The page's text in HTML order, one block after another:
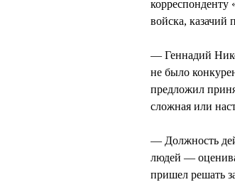
войска,
— Геннадий
не было
предложил
сложная или
— Должность
людей —
пришел решать